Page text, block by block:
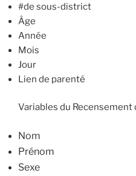
#de sous-district
Âge
Année
Mois
Jour
Lien de parenté
Variables du Recensement
Nom
Prénom
Sexe